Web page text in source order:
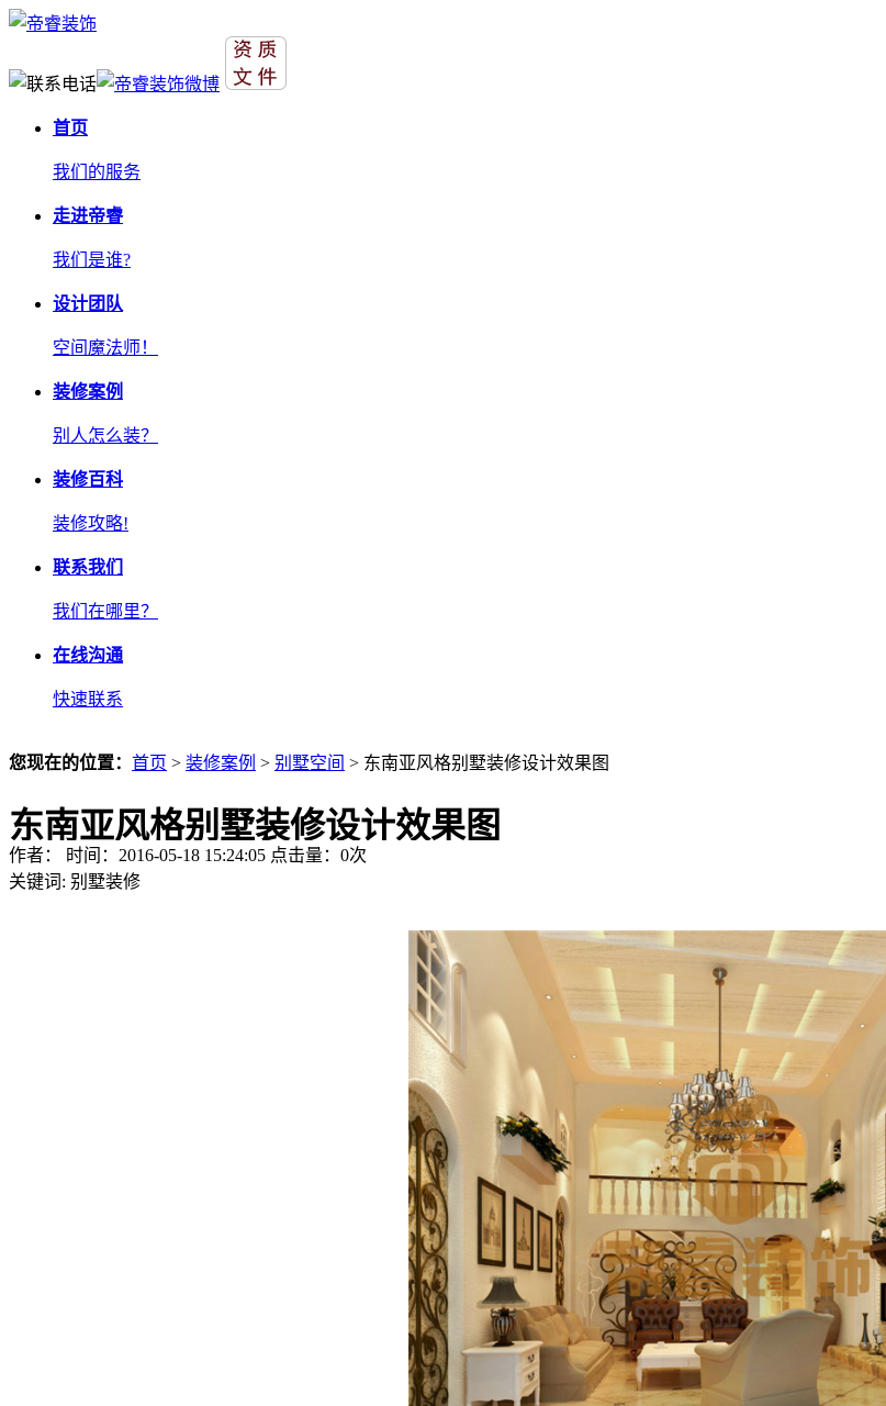
首页
我们的服务
走进帝睿
我们是谁?
设计团队
空间魔法师！
装修案例
别人怎么装？
装修百科
装修攻略!
联系我们
我们在哪里？
在线沟通
快速联系
您现在的位置： 首页 > 装修案例 > 别墅空间 > 东南亚风格别墅装修设计效果图
东南亚风格别墅装修设计效果图
作者： 时间：2016-05-18 15:24:05 点击量： 0次
关键词: 别墅装修